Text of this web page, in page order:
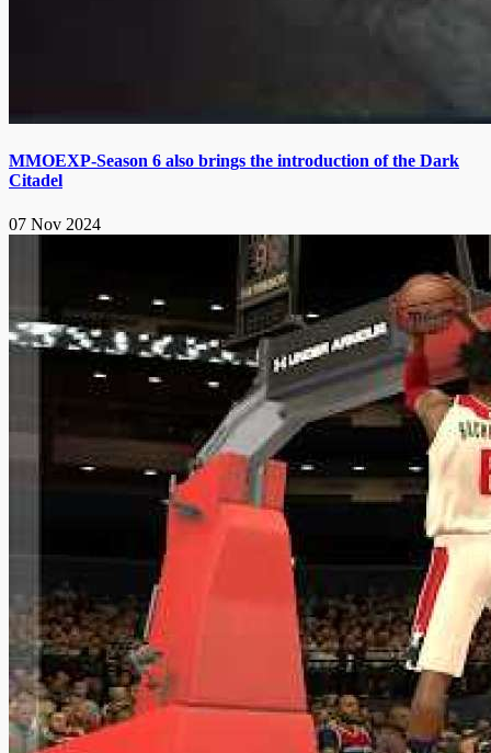
MMOEXP-Season 6 also brings the introduction of the Dark
Citadel
07 Nov 2024